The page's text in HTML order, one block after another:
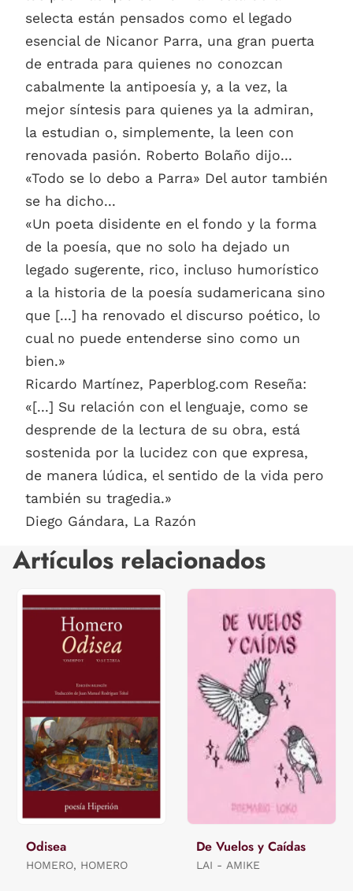
selecta están pensados como el legado
esencial de Nicanor Parra, una gran puerta
de entrada para quienes no conozcan
cabalmente la antipoesía y, a la vez, la
mejor síntesis para quienes ya la admiran,
la estudian o, simplemente, la leen con
renovada pasión. Roberto Bolaño dijo...
«Todo se lo debo a Parra» Del autor también
se ha dicho...
«Un poeta disidente en el fondo y la forma
de la poesía, que no solo ha dejado un
legado sugerente, rico, incluso humorístico
a la historia de la poesía sudamericana sino
que [...] ha renovado el discurso poético, lo
cual no puede entenderse sino como un
bien.»
Ricardo Martínez, Paperblog.com Reseña:
«[...] Su relación con el lenguaje, como se
desprende de la lectura de su obra, está
sostenida por la lucidez con que expresa,
de manera lúdica, el sentido de la vida pero
también su tragedia.»
Diego Gándara, La Razón
Artículos relacionados
Odisea
HOMERO, HOMERO
De Vuelos y Caídas
LAI - AMIKE